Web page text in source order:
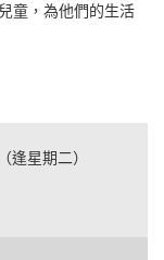
童，為他們的生活
逢星期二）